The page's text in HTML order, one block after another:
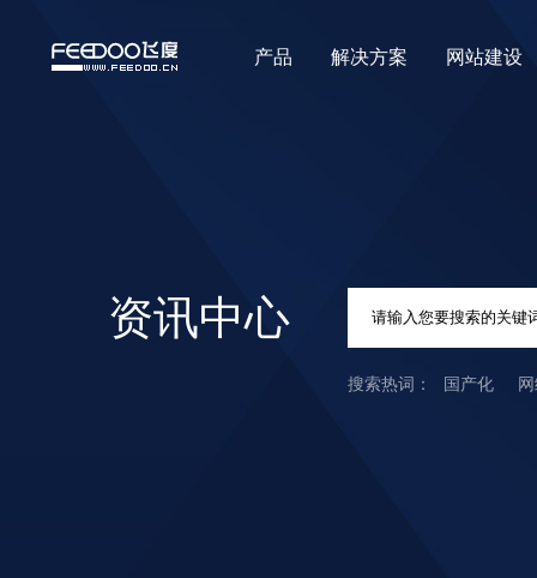
产品 解决方案 网站建设
资讯中心
国产化